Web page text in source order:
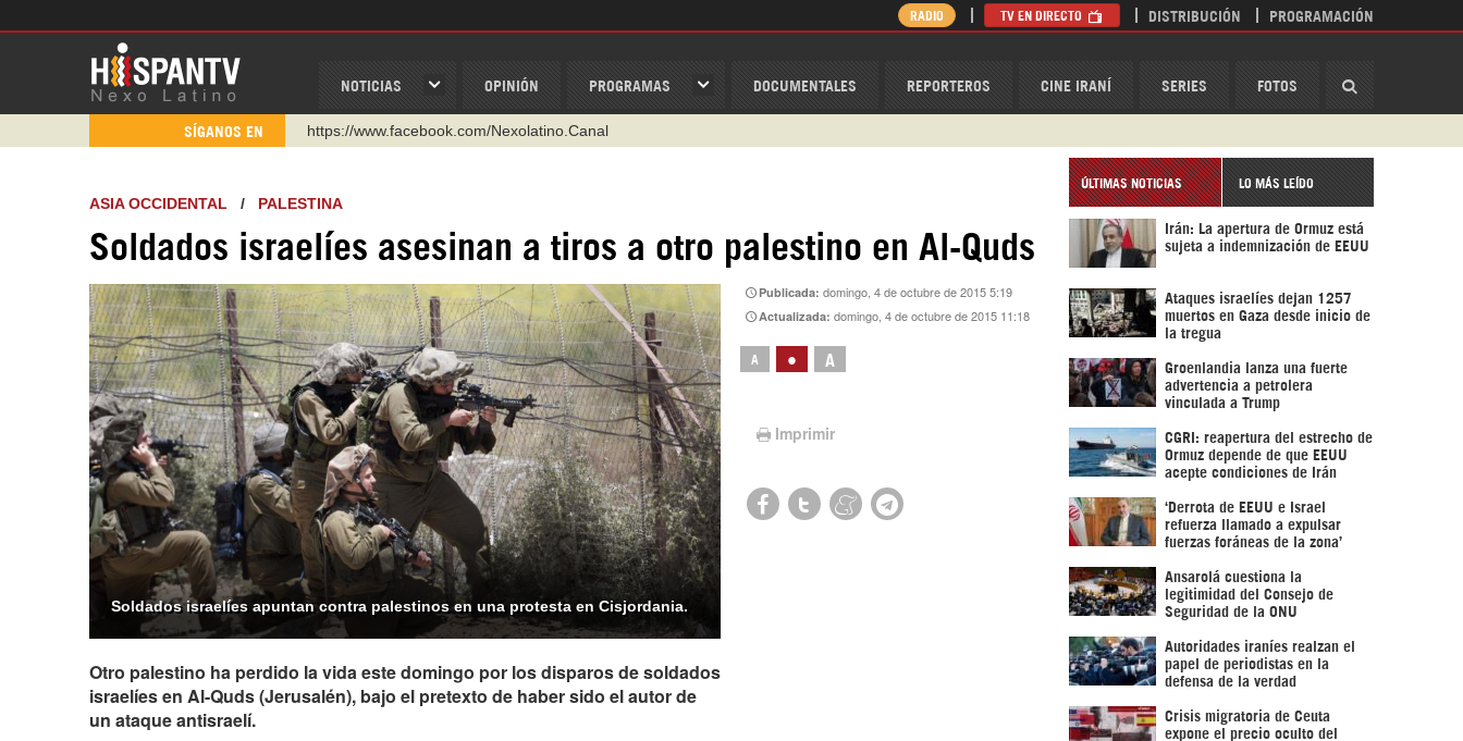
NOTICIAS OPINIÓN PROGRAMAS DOCUMENTALES REPORTEROS CINE IRANÍ SERIES FOTOS
RADIO TV EN DIRECTO DISTRIBUCIÓN PROGRAMACIÓN
SÍGANOS EN
https://www.facebook.com/Nexolatino.Canal
http://twitter.com/nexo_latino
https://t.me/hispantvcanal
https://urmedium.com/c/hispantv
WhatsApp y Viber: +98 921 79 29 404
Instagram como: hispan_tv
ASIA OCCIDENTAL / PALESTINA
Soldados israelíes asesinan a tiros a otro palestino en Al-Quds
Soldados israelíes apuntan contra palestinos en una protesta en Cisjordania.
Publicada:domingo, 4 de octubre de 2015 5:19
Actualizada:domingo, 4 de octubre de 2015 11:18
A • A
Imprimir
Otro palestino ha perdido la vida este domingo por los disparos de soldados
israelíes en Al-Quds (Jerusalén), bajo el pretexto de haber sido el autor de
un ataque antisraelí.
ÚLTIMAS NOTICIAS LO MÁS LEÍDO
Irán: La apertura de Ormuz está
sujeta a indemnización de EEUU
Ataques israelíes dejan 1257
muertos en Gaza desde inicio de
la tregua
Groenlandia lanza una fuerte
advertencia a petrolera
vinculada a Trump
CGRI: reapertura del estrecho de
Ormuz depende de que EEUU
acepte condiciones de Irán
‘Derrota de EEUU e Israel
refuerza llamado a expulsar
fuerzas foráneas de la zona’
Ansarolá cuestiona la
legitimidad del Consejo de
Seguridad de la ONU
Autoridades iraníes realzan el
papel de periodistas en la
defensa de la verdad
Crisis migratoria de Ceuta
expone el precio oculto del